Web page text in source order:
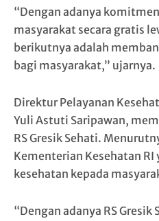
“Dengan adanya
masyarakat secara gratis
berikutnya adalah
bagi masyarakat,” ujarnya.
Direktur Pelayanan
Yuli Astuti Saripawan,
RS Gresik Sehati.
Kementerian Kesehatan
kesehatan kepada
“Dengan adanya RS